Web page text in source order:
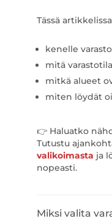
Tässä
kenelle
mitä
mitkä alueet
miten löydät
👉 Haluatko
Tutustu
valikoimasta ja
nopeasti.
Miksi valita